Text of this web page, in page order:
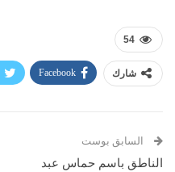
54
شارك Facebook
السابق بوست
الناطق باسم حماس عبد